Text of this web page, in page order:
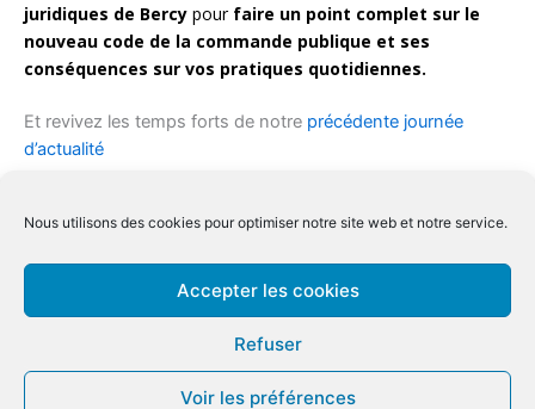
Nous utilisons des cookies pour optimiser notre site web et notre service.
Accepter les cookies
Refuser
Voir les préférences
juridiques de Bercy pour faire un point complet sur le
nouveau code de la commande publique et ses
conséquences sur vos pratiques quotidiennes.
Et revivez les temps forts de notre précédente journée
d’actualité
Conditions générale de ventes Inter|Conditions générale de
Conditions générale spécifiques distanciel
Mentions légales|
Qualiopi
Copyright © 2026 CFPA